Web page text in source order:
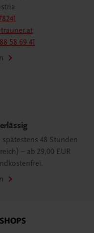
58 69 41
48 Stunden
– ab 29,00 EUR